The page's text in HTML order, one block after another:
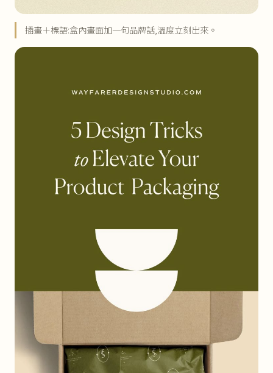
插畫＋標語:盒內畫面加一句品牌話,溫度立刻出來。